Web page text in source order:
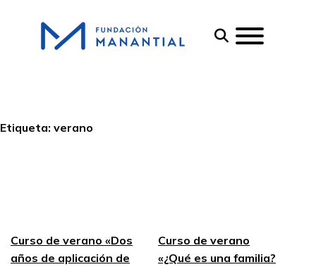
Etiqueta: verano
Curso de verano «Dos
años de aplicación de
Curso de verano
«¿Qué es una familia?